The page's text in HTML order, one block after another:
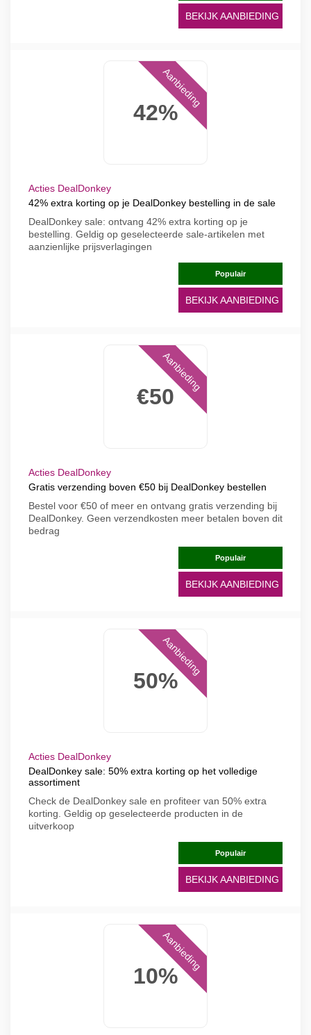
BEKIJK AANBIEDING
42%
Aanbieding
Acties DealDonkey
42% extra korting op je DealDonkey bestelling in de sale
DealDonkey sale: ontvang 42% extra korting op je
bestelling. Geldig op geselecteerde sale-artikelen met
aanzienlijke prijsverlagingen
Populair
BEKIJK AANBIEDING
€50
Aanbieding
Acties DealDonkey
Gratis verzending boven €50 bij DealDonkey bestellen
Bestel voor €50 of meer en ontvang gratis verzending bij
DealDonkey. Geen verzendkosten meer betalen boven dit
bedrag
Populair
BEKIJK AANBIEDING
50%
Aanbieding
Acties DealDonkey
DealDonkey sale: 50% extra korting op het volledige
assortiment
Check de DealDonkey sale en profiteer van 50% extra
korting. Geldig op geselecteerde producten in de
uitverkoop
Populair
BEKIJK AANBIEDING
10%
Aanbieding